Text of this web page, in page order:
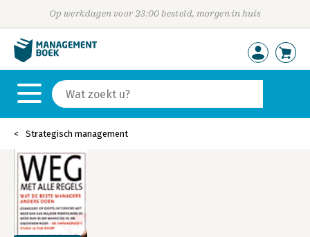
Op werkdagen voor 23:00 besteld, morgen in huis
Strategisch management